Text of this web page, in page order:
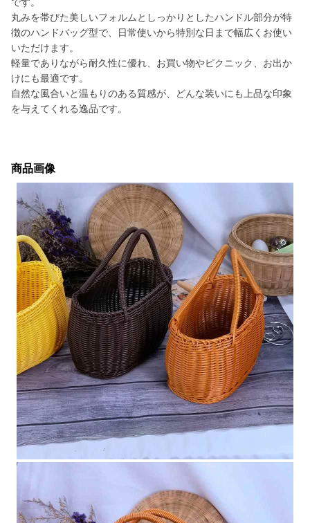
丸みを帯びた美しいフォルムとしっかりとしたハンドル部分が特
徴のハンドバッグ型で、日常使いから特別な日まで幅広くお使い
いただけます。
軽量でありながら耐久性に優れ、お買い物やピクニック、お出か
けにも最適です。
自然な風合いと温もりのある質感が、どんな装いにも上品な印象
を与えてくれる逸品です。
商品画像